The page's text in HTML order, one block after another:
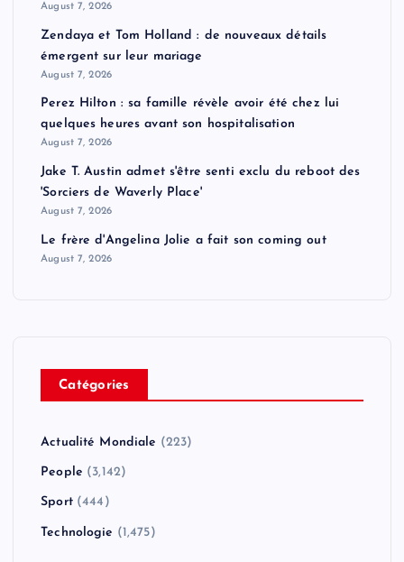
August 7, 2026
Zendaya et Tom Holland : de nouveaux détails
émergent sur leur mariage
August 7, 2026
Perez Hilton : sa famille révèle avoir été chez lui
quelques heures avant son hospitalisation
August 7, 2026
Jake T. Austin admet s'être senti exclu du reboot des
'Sorciers de Waverly Place'
August 7, 2026
Le frère d'Angelina Jolie a fait son coming out
August 7, 2026
Catégories
Actualité Mondiale (223)
People (3,142)
Sport(444)
Technologie (1,475)